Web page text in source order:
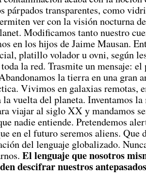
párpados transparentes, como
ver con la visión nocturna
Modificamos tanto nuestro
en los hijos de Jaime Mausan.
platillo volador u ovni, según
la red. Trasmite un mensaje:
la tierra en una gran
Vivimos en galaxias remotas,
la vuelta del planeta. Inventamos la
viajar al siglo XX y mandamos
nadie entiende. Pretendemos
en el futuro seremos aliens. Que
del lenguaje globalizado.
El lenguaje que nosotros
descifrar nuestros